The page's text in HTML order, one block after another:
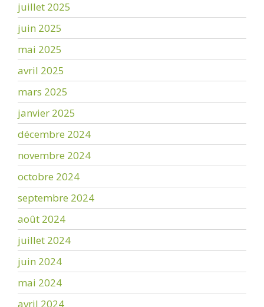
juillet 2025
juin 2025
mai 2025
avril 2025
mars 2025
janvier 2025
décembre 2024
novembre 2024
octobre 2024
septembre 2024
août 2024
juillet 2024
juin 2024
mai 2024
avril 2024